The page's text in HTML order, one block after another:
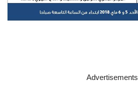
Advertisements